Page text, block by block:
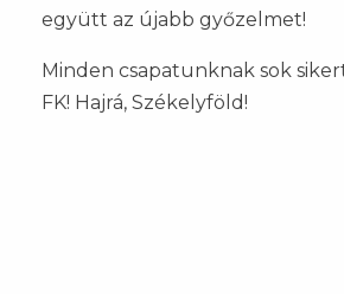
együtt az újabb győzelmet!
Minden csapatunknak sok
FK! Hajrá, Székelyföld!